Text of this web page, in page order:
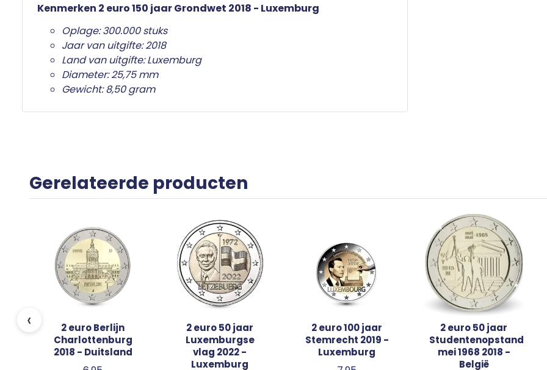
Kenmerken 2 euro 150 jaar Grondwet 2018 - Luxemburg
Oplage: 300.000 stuks
Jaar van uitgifte: 2018
Land van uitgifte: Luxemburg
Diameter: 25,75 mm
Gewicht: 8,50 gram
Gerelateerde producten
‹
2 euro Berlijn
Charlottenburg
2018 - Duitsland
2 euro 50 jaar
Luxemburgse
vlag 2022 -
Luxemburg
2 euro 100 jaar
Stemrecht 2019 -
Luxemburg
2 euro 50 jaar
Studentenopstand
mei 1968 2018 -
België